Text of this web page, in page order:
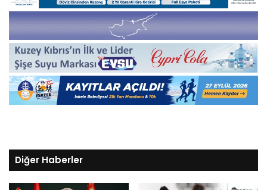
Diğer Haberler